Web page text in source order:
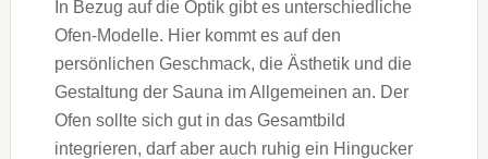
In Bezug auf die Optik gibt es unterschiedliche
Ofen-Modelle. Hier kommt es auf den
persönlichen Geschmack, die Ästhetik und die
Gestaltung der Sauna im Allgemeinen an. Der
Ofen sollte sich gut in das Gesamtbild
integrieren, darf aber auch ruhig ein Hingucker